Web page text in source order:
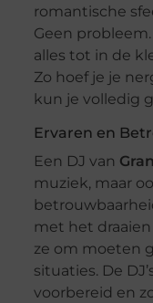
romantische
Geen
alles tot in de
Zo hoef je je
kun je volledig
Ervaren en
Een DJ van
muziek, maar
met het
ze om moeten
situaties. De
voorbereid en